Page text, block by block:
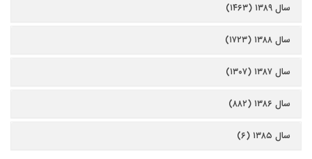
سال ۱۳۸۹ (۱۴۶۳)
سال ۱۳۸۸ (۱۷۲۳)
سال ۱۳۸۷ (۱۳۰۷)
سال ۱۳۸۶ (۸۸۲)
سال ۱۳۸۵ (۶)